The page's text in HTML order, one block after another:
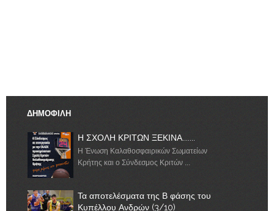
ΔΗΜΟΦΙΛΗ
Η ΣΧΟΛΗ ΚΡΙΤΩΝ ΞΕΚΙΝΑ.......
Η Ένωση Καλαθοσφαιρικών Σωματείων
Κρήτης και ο Σύνδεσμος Κριτών ...
Τα αποτελέσματα της Β φάσης του
Κυπέλλου Ανδρών (3/10)